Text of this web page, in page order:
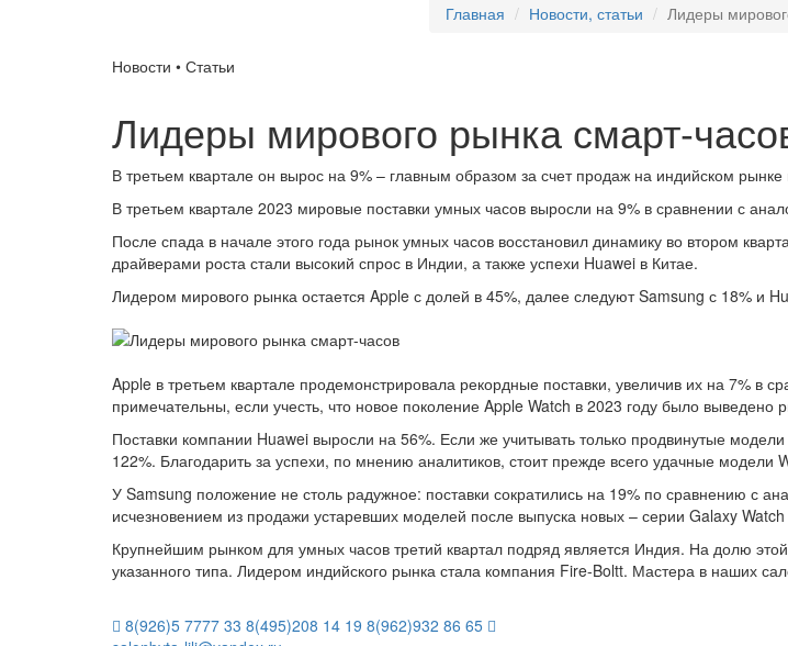
Главная Новости, статьи Лидеры
Новости • Статьи
Лидеры мирового рынка смарт-
В третьем квартале он вырос на 9% – главным образом за счет продаж на индийском
В третьем квартале 2023 мировые поставки умных часов выросли на 9% в сравнении с
После спада в начале этого года рынок умных часов восстановил динамику во втором
драйверами роста стали высокий спрос в Индии, а также успехи Huawei в Китае.
Лидером мирового рынка остается Apple с долей в 45%, далее следуют Samsung с 18% и
Apple в третьем квартале продемонстрировала рекордные поставки, увеличив их на 7% в
примечательны, если учесть, что новое поколение Apple Watch в 2023 году было выведено
Поставки компании Huawei выросли на 56%. Если же учитывать только продвинутые
122%. Благодарить за успехи, по мнению аналитиков, стоит прежде всего удачные модели
У Samsung положение не столь радужное: поставки сократились на 19% по сравнению с
исчезновением из продажи устаревших моделей после выпуска новых – серии Galaxy
Крупнейшим рынком для умных часов третий квартал подряд является Индия. На долю
указанного типа. Лидером индийского рынка стала компания Fire-Boltt. Мастера в наших
8(926)5 7777 33 8(495)208 14 19 8(962)932 86 65